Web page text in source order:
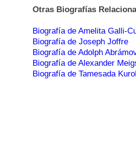
Otras Biografías
Biografía de Amelita Galli-
Biografía de Joseph Joffre
Biografía de Adolph
Biografía de Alexander
Biografía de Tamesada